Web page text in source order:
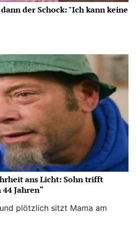
der Schock: "Ich kann keine
ans Licht: Sohn trifft
Jahren“
plötzlich sitzt Mama am